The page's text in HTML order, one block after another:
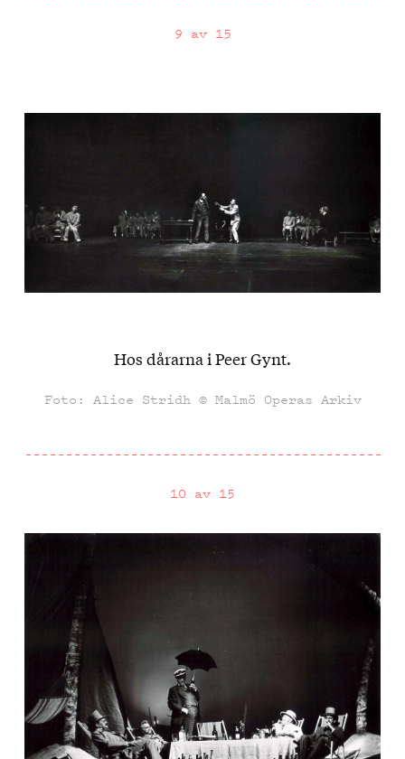
9 av 15
Hos dårarna i Peer Gynt.
Foto: Alice Stridh © Malmö Operas Arkiv
10 av 15